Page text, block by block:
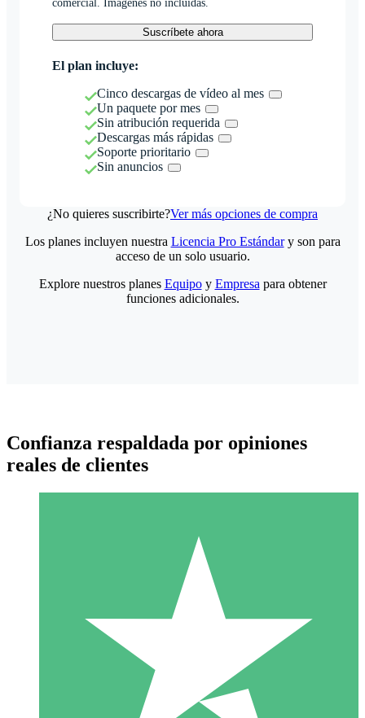
comercial. Imágenes no incluidas.
Suscríbete ahora
El plan incluye:
Cinco descargas de vídeo al mes
Un paquete por mes
Sin atribución requerida
Descargas más rápidas
Soporte prioritario
Sin anuncios
¿No quieres suscribirte?Ver más opciones de compra
Paquetes de Créditos Individuales
Paga según el uso con créditos de descarga. Sin compromiso
10 00
Los planes incluyen nuestra Licencia Pro Estándary son para
acceso de un solo usuario.
Explore nuestros planes Equipoy Empresa para obtener
funciones adicionales.
Confianza respaldada por opiniones
reales de clientes